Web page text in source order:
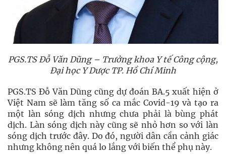
PGS.TS Đỗ Văn Dũng – Trưởng khoa Y tế Công cộng,
Đại học Y Dược TP. Hồ Chí Minh
PGS.TS Đỗ Văn Dũng cũng dự đoán BA.5 xuất hiện ở
Việt Nam sẽ làm tăng số ca mắc Covid-19 và tạo ra
một làn sóng dịch nhưng chưa phải là bùng phát
dịch. Làn sóng dịch này cũng sẽ nhỏ hơn so với làn
sóng dịch trước đây. Do đó, người dân cần cảnh giác
nhưng không nên quá lo lắng với biến thể phụ này.